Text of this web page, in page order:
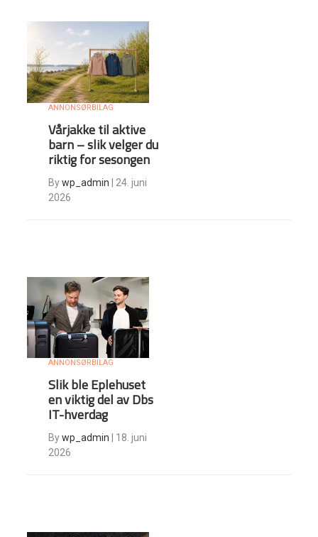
ANNONSØRBILAG
Vårjakke til aktive
barn – slik velger du
riktig for sesongen
Bywp_admin | 24. juni
2026
ANNONSØRBILAG
Slik ble Eplehuset
en viktig del av Dbs
IT-hverdag
Bywp_admin
18. juni
2026